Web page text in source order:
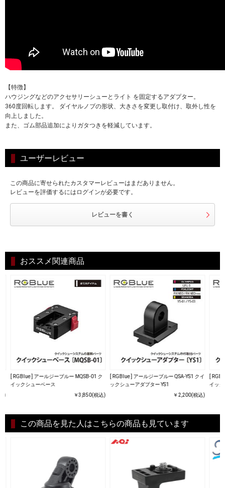
【特徴】
ハウジングなどのアクセサリーシューとライト を固定するアダプター。
360度回転します。 ダイヤルノブの形状、大きさを変更し取付け、取外し性を
向上しました。
また、ゴム部品追加によりガタつきを軽減しています。
ユーザーレビュー
この商品に寄せられたカスタマーレビューはまだありません。
レビューを評価するにはログインが必要です。
レビューを書く
おススメ関連商品
)
[ RGBlue ] アールジーブルー MQSB-01 ク
イックシューベース
￥3,850(税込)
[ RGBlue ] アールジーブルー QSA-YS1 クイ
ックシューアダプター YS1
￥2,200(税込)
[
イッ
この商品を見た人はこちらの商品も見ています